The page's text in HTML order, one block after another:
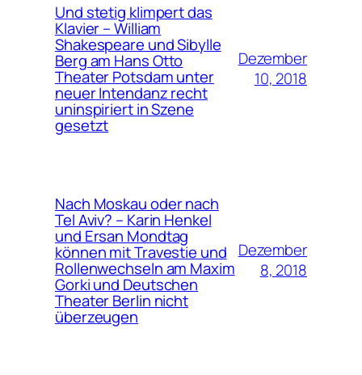
Und stetig klimpert das
Klavier – William
Shakespeare und Sibylle
Berg am Hans Otto
Theater Potsdam unter
neuer Intendanz recht
uninspiriert in Szene
gesetzt
Dezember
10, 2018
Nach Moskau oder nach
Tel Aviv? – Karin Henkel
und Ersan Mondtag
können mit Travestie und
Rollenwechseln am Maxim
Gorki und Deutschen
Theater Berlin nicht
überzeugen
Dezember
8, 2018